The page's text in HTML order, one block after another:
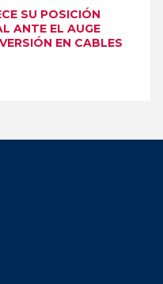
SU POSICIÓN
ANTE EL AUGE
EN CABLES